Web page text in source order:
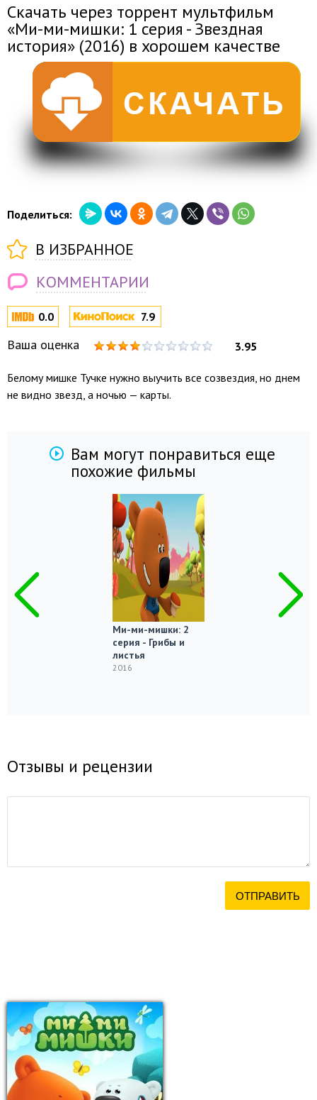
0.0 7.9
Ваша оценка 3.95
Белому мишке Тучке нужно выучить все созвездия, но днем
не видно звезд, а ночью — карты.
Скачать через торрент мультфильм
«Ми-ми-мишки: 1 серия - Звездная
история» (2016) в хорошем качестве
Поделиться:
В ИЗБРАННОЕ
КОММЕНТАРИИ
Вам могут понравиться еще
похожие фильмы
Ми-ми-мишки: 2
серия - Грибы и
листья
2016
Отзывы и рецензии